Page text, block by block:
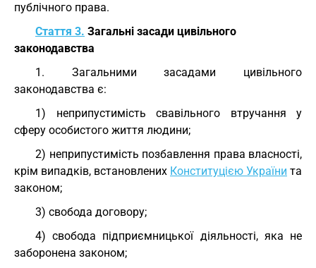
публічного права.
Стаття 3. Загальні засади цивільного
законодавства
1. Загальними засадами цивільного
законодавства є:
1) неприпустимість свавільного втручання у
сферу особистого життя людини;
2) неприпустимість позбавлення права власності,
крім випадків, встановлених Конституцією України та
законом;
3) свобода договору;
4) свобода підприємницької діяльності, яка не
заборонена законом;